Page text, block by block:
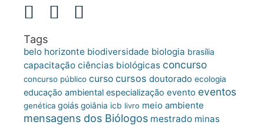
Tags
belo horizonte biodiversidade biologia brasília
capacitação ciências biológicas concurso
concurso público curso cursos doutorado ecologia
educação ambiental especialização evento eventos
genética goiás goiânia icb livro meio ambiente
mensagens dos Biólogos mestrado minas